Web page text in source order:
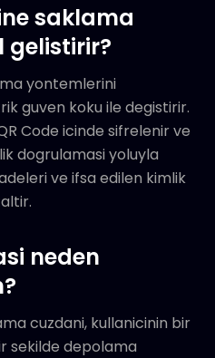
saklama
gelistirir?
yontemlerini
guven koku ile degistirir.
Code icinde sifrelenir ve
dogrulamasi yoluyla
ve ifsa edilen kimlik
neden
cuzdani, kullanicinin bir
sekilde depolama